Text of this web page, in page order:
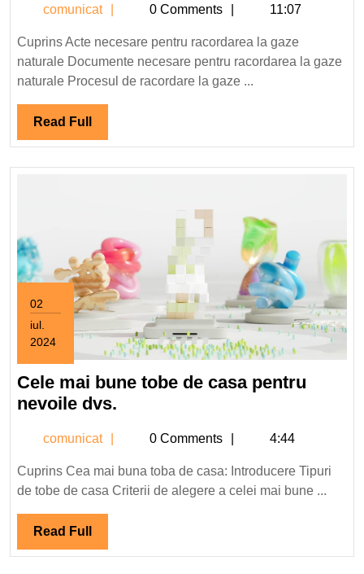
gaze
naturale:
pași
și
beneficii.
comunicat comunicat
0 Comments 11:07
Cuprins Acte necesare pentru racordarea la gaze
naturale Documente necesare pentru racordarea la gaze
naturale Procesul de racordare la gaze ...
Read Full Read
Full
02
iul.
2024
iulie
2024
Cele mai bune tobe de casa pentru
nevoile dvs.
bune
tobe
de
comunicat comunicat
0 Comments 4:44
Cuprins Cea mai buna toba de casa: Introducere Tipuri
de tobe de casa Criterii de alegere a celei mai bune ...
Read Full Read
Full